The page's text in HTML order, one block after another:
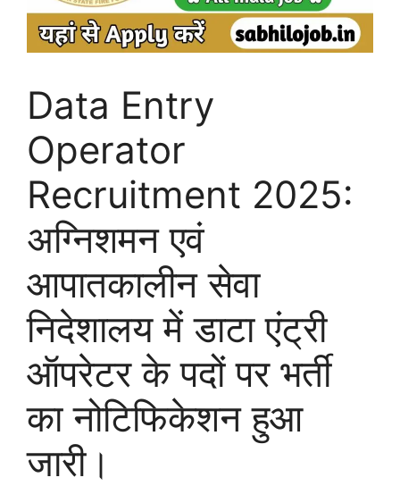
Data Entry
Operator
Recruitment 2025:
अग्निशमन एवं
आपातकालीन सेवा
निदेशालय में डाटा एंट्री
ऑपरेटर के पदों पर भर्ती
का नोटिफिकेशन हुआ
जारी।